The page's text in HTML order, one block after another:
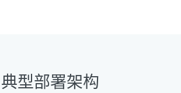
典型部署架构